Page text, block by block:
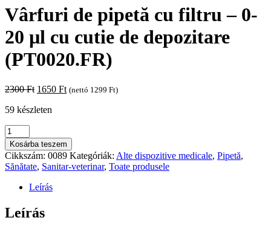
Vârfuri de pipetă cu filtru – 0-
20 µl cu cutie de depozitare
(PT0020.FR)
2300Ft Original
was:
1650 FtCurrent
(nettó 1299 Ft)
59 készleten
Vârfuri
de
pipetă
cu
filtru
20
µl
Kosárba teszem
Cikkszám: 0089 Kategóriák: Alte dispozitive medicale, Pipetă,
Sănătate, Sanitar-veterinar, Toate produsele
Leírás
Leírás